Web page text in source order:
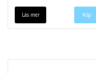
Läs mer